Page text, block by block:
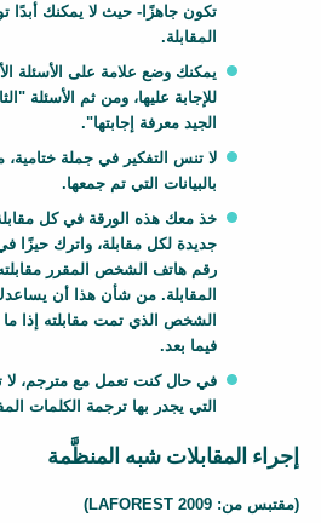
تكون جاهزًا- حيث لا يمكنك أبدًا
المقابلة.
يمكنك وضع علامة على الأسئلة
للإجابة عليها، ومن ثم الأسئلة
الجيد معرفة إجابتها".
لا تنس التفكير في جملة
بالبيانات التي تم جمعها.
خذ معك هذه الورقة في كل
جديدة لكل مقابلة، واترك حيزًا
رقم هاتف الشخص المقرر مقابلته
المقابلة. من شأن هذا أن
الشخص الذي تمت مقابلته إذا
فيما بعد.
في حال كنت تعمل مع مترجم، لا
التي يجدر بها ترجمة الكلمات
إجراء المقابلات شبه المنظَّمة
F
(مقتبس من: LAFOREST 2009
)